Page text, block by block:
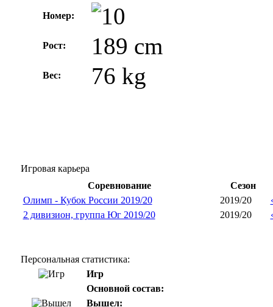
Номер:
Рост: 189 cm
Вес: 76 kg
Игровая карьера
Соревнование
Сезон
Олимп - Кубок России 2019/20
2019/20
2 дивизион, группа Юг 2019/20
2019/20
Персональная статистика:
Игр
Основной состав:
Вышел: